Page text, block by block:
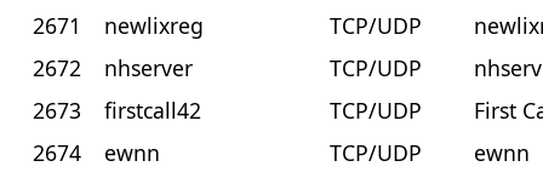
2671
newlixreg TCP/UDP
2672
nhserver TCP/UDP
2673
firstcall42 TCP/UDP
First
2674
ewnn TCP/UDP
ewnn